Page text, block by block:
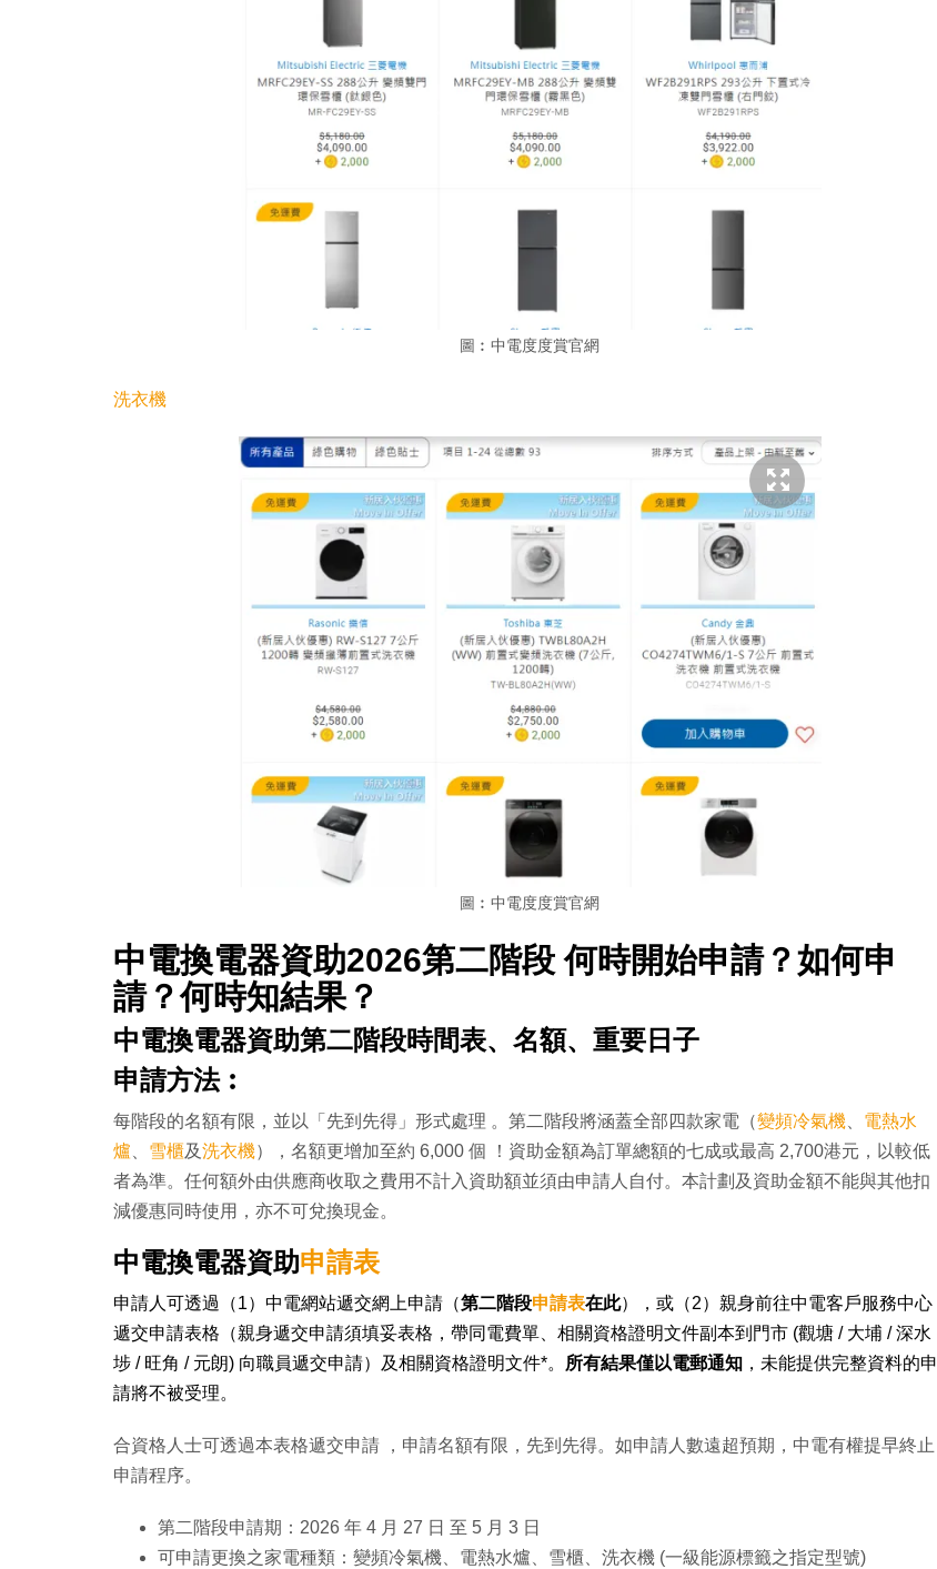
圖︰中電度度賞官網
洗衣機
圖︰中電度度賞官網
中電換電器資助2026第二階段 何時開始申請？如何申
請？何時知結果？
中電換電器資助第二階段時間表、名額、重要日子
申請方法︰
每階段的名額有限，並以「先到先得」形式處理 。第二階段將涵蓋全部四款家電（變頻冷氣機
電熱水
爐
雪櫃及洗衣機），名額更增加至約 6,000 個 ！資助金額為訂單總額的七成或最高 2,700港元，以較低
者為準。任何額外由供應商收取之費用不計入資助額並須由申請人自付。本計劃及資助金額不能與其他扣
減優惠同時使用，亦不可兌換現金。
中電換電器資助申請表
申請人可透過（1） 中電網站遞交網上申請（第二階段申請表在此），或（2）親身前往中電客戶服務中心
遞交申請表格（親身遞交申請須填妥表格，帶同電費單、相關資格證明文件副本到門市 (觀塘 / 大埔 / 深水
埗 / 旺角 / 元朗) 向職員遞交申請）及相關資格證明文件*。 所有結果僅以電郵通知 ，未能提供完整資料的申
請將不被受理。
合資格人士可透過本表格遞交申請 ，申請名額有限，先到先得。如申請人數遠超預期，中電有權提早終止
申請程序。
第二階段申請期：2026 年 4 月 27 日 至 5 月 3 日
可申請更換之家電種類：變頻冷氣機、電熱水爐、雪櫃、洗衣機 (一級能源標籤之指定型號)